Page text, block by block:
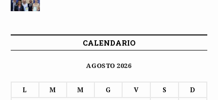
CALENDARIO
AGOSTO 2026
L M M G V S
D